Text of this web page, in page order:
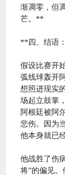
渐凋零，但
芒。**
**四、结语
假设比赛开
弧线球轰开
想照进现实
场起立鼓掌
阿根廷被阿
悲伤。因为
他本身就已
他战胜了伤
将”的偏见